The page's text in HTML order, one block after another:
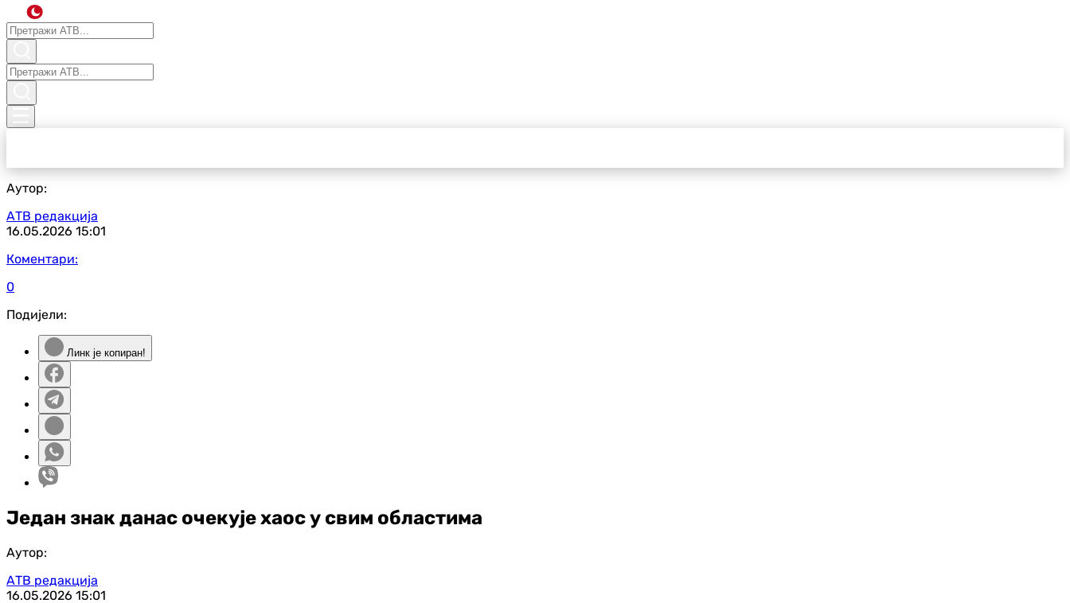
Аутор:
АТВ редакција
16.05.2026 15:01
Коментари:
0
Подијели:
Линк је копиран!
Један знак данас очекује хаос у свим областима
Аутор:
АТВ редакција
16.05.2026 15:01